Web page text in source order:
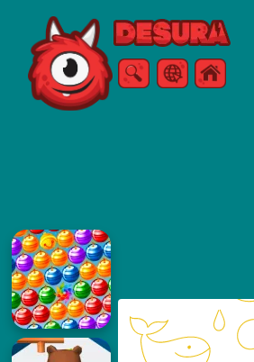
Free Online Games
RicercaMenù